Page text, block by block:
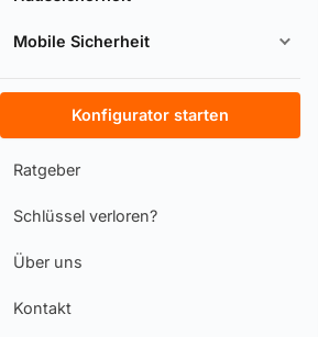
Mobile Sicherheit
Konfigurator starten
Ratgeber
Schlüssel verloren?
Über uns
Kontakt